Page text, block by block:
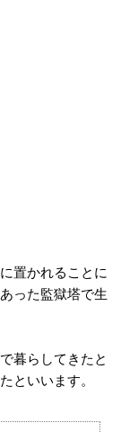
置かれることに
った監獄塔で生
暮らしてきたと
といいます。